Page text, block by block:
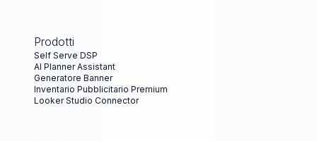
Prodotti
Self Serve DSP
AI Planner Assistant
Generatore Banner
Inventario Pubblicitario Premium
Looker Studio Connector